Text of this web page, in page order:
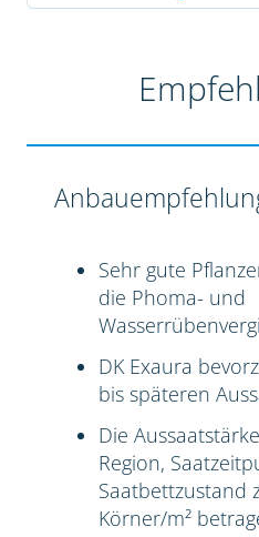
Sehr gute
die Phoma- und
DK Exaura
bis späteren
Die
Region,
Saatbettzustand
Körner/m²